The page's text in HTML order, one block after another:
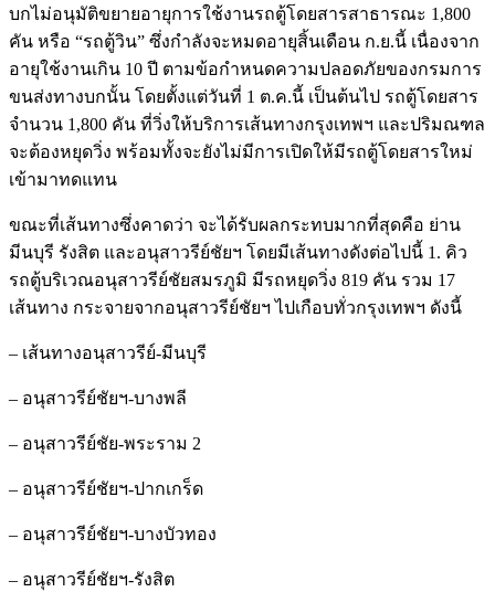
บกไม่อนุมัติขยายอายุการใช้งานรถตู้โดยสารสาธารณะ 1,800
คัน หรือ “รถตู้วิน” ซึ่งกำลังจะหมดอายุสิ้นเดือน ก.ย.นี้ เนื่องจาก
อายุใช้งานเกิน 10 ปี ตามข้อกำหนดความปลอดภัยของกรมการ
ขนส่งทางบกนั้น โดยตั้งแต่วันที่ 1 ต.ค.นี้ เป็นต้นไป รถตู้โดยสาร
จำนวน 1,800 คัน ที่วิ่งให้บริการเส้นทางกรุงเทพฯ และปริมณฑล
จะต้องหยุดวิ่ง พร้อมทั้งจะยังไม่มีการเปิดให้มีรถตู้โดยสารใหม่
เข้ามาทดแทน
ขณะที่เส้นทางซึ่งคาดว่า จะได้รับผลกระทบมากที่สุดคือ ย่าน
มีนบุรี รังสิต และอนุสาวรีย์ชัยฯ โดยมีเส้นทางดังต่อไปนี้ 1. คิว
รถตู้บริเวณอนุสาวรีย์ชัยสมรภูมิ มีรถหยุดวิ่ง 819 คัน รวม 17
เส้นทาง กระจายจากอนุสาวรีย์ชัยฯ ไปเกือบทั่วกรุงเทพฯ ดังนี้
– เส้นทางอนุสาวรีย์-มีนบุรี
– อนุสาวรีย์ชัยฯ-บางพลี
– อนุสาวรีย์ชัย-พระราม 2
– อนุสาวรีย์ชัยฯ-ปากเกร็ด
– อนุสาวรีย์ชัยฯ-บางบัวทอง
– อนุสาวรีย์ชัยฯ-รังสิต